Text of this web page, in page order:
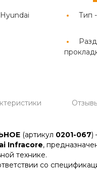
Тип -
(артикул 0201-067)
Infracore,
технике.
со